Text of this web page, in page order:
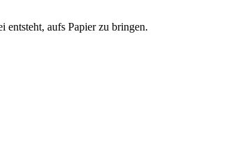
entsteht, aufs Papier zu bringen.